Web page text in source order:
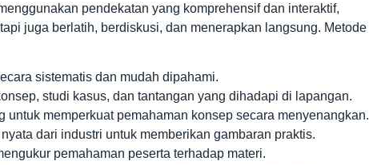
pendekatan yang komprehensif dan interaktif,
juga berlatih, berdiskusi, dan menerapkan langsung. Metode
sistematis dan mudah dipahami.
studi kasus, dan tantangan yang dihadapi di lapangan.
untuk memperkuat pemahaman konsep secara menyenangkan.
dari industri untuk memberikan gambaran praktis.
pemahaman peserta terhadap materi.